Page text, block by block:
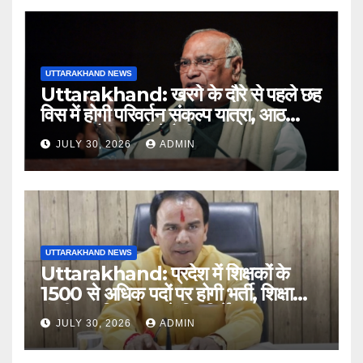
UTTARAKHAND NEWS
Uttarakhand: खरगे के दौरे से पहले छह
विस में होगी परिवर्तन संकल्प यात्रा, आठ
अगस्त को हल्द्वानी में रैली
JULY 30, 2026 ADMIN
UTTARAKHAND NEWS
Uttarakhand: प्रदेश में शिक्षकों के
1500 से अधिक पदों पर होगी भर्ती, शिक्षा
मंत्री धन सिंह रावत ने दिए निर्देश
JULY 30, 2026 ADMIN